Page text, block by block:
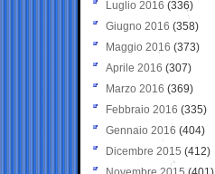
Luglio 2016 (336)
Giugno 2016 (358)
Maggio 2016 (373)
Aprile 2016 (307)
Marzo 2016 (369)
Febbraio 2016 (335)
Gennaio 2016 (404)
Dicembre 2015 (412)